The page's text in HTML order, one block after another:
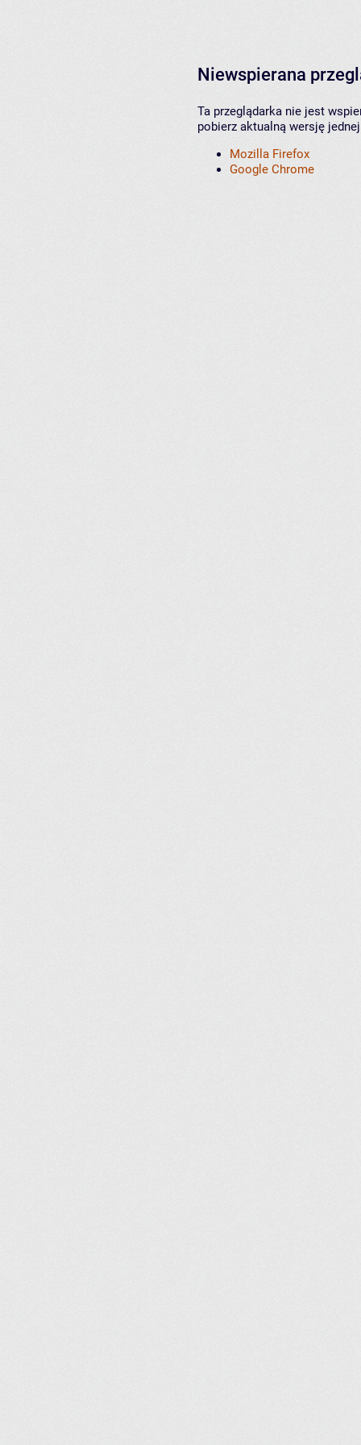
Niewspierana
Ta przeglądarka nie jest
pobierz aktualną wersję
Mozilla Firefox
Google Chrome